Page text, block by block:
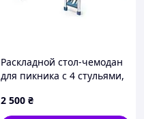
Раскладной стол-чемодан
для пикника с 4 стульями,
2 500 ₴